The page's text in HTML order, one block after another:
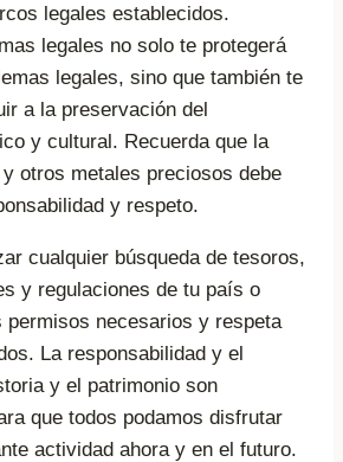
legales establecidos.
legales no solo te protegerá
legales, sino que también te
a la preservación del
y cultural. Recuerda que la
otros metales preciosos debe
y respeto.
cualquier búsqueda de tesoros,
y regulaciones de tu país o
permisos necesarios y respeta
La responsabilidad y el
y el patrimonio son
que todos podamos disfrutar
actividad ahora y en el futuro.